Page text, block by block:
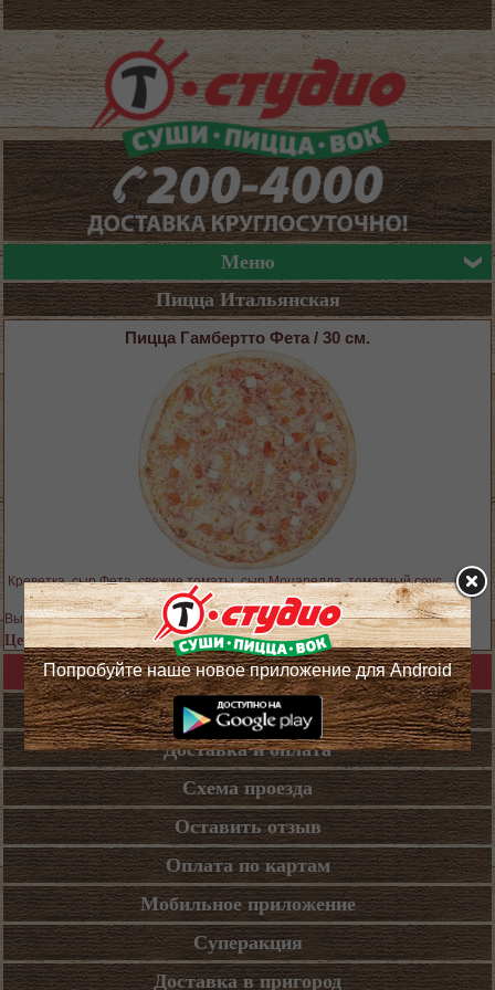
Меню
Пицца Итальянская
Пицца Гамбертто Фета / 30 см.
Креветка, сыр Фета, свежие томаты, сыр Моцарелла, томатный соус
Выход блюда: 400 гр.
Цена 769 руб.
Назад в каталог
Кафе
Доставка и оплата
Схема проезда
Оставить отзыв
Оплата по картам
Мобильное приложение
Суперакция
Доставка в пригород
Попробуйте наше новое приложение для Android